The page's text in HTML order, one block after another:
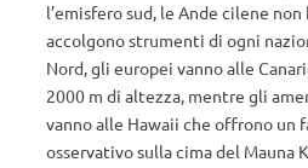
l’emisfero sud, le Ande cilene
accolgono strumenti di ogni
Nord, gli europei vanno alle
2000 m di altezza, mentre gli
vanno alle Hawaii che offrono un
osservativo sulla cima del Mauna